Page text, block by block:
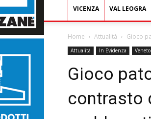
VICENZA VAL LEOGRA
Home Attualità Gioco
Attualità In Evidenza Veneto
Gioco
contrasto